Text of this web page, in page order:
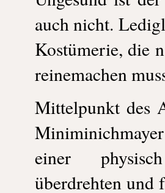
auch nicht.
Kostümerie, die
reinemachen
Mittelpunkt des
einer
überdrehten und